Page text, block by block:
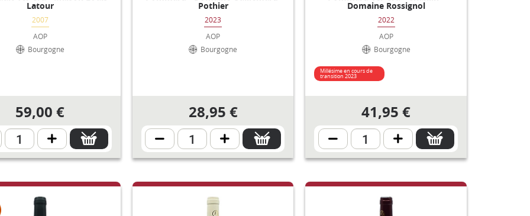
Latour
2007
AOP
Bourgogne
59,00 €
Pothier
2023
AOP
Bourgogne
28,95 €
Domaine Rossignol
2022
AOP
Bourgogne
Millésime en cours de
transition 2023
41,95 €